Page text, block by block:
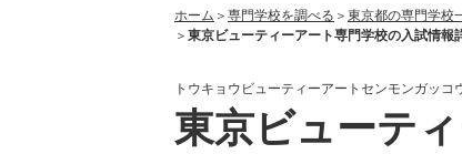
ホーム 専門学校を調べる 東京都の専門学校
東京ビューティーアート専門学校の入試情報
トウキョウビューティーアートセンモンガッコ
東京ビューテ